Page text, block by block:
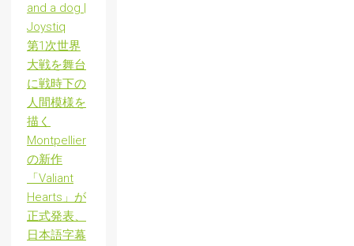
and a dog |
Joystiq
第1次世界
大戦を舞台
に戦時下の
人間模様を
描く
Montpellier
の新作
「Valiant
Hearts」が
正式発表、
日本語字幕